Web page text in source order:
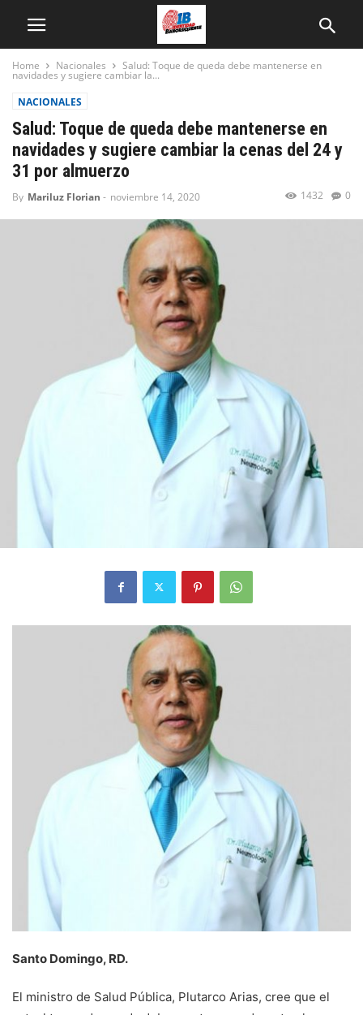
Home Nacionales Salud: Toque de queda debe mantenerse en
navidades y sugiere cambiar la...
NACIONALES
Salud: Toque de queda debe mantenerse en
navidades y sugiere cambiar la cenas del 24 y
31 por almuerzo
By Mariluz Florian - noviembre 14, 2020 0
1432
Santo Domingo, RD.
El ministro de Salud Pública, Plutarco Arias, cree que el